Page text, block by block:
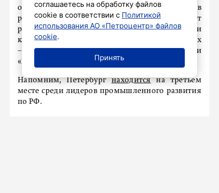
обязательства превышают 237 миллиардов
рублей. Рост обеспечивается за счет
распределения рисков и концентрации
компетенций на четырех основных площадках
– «Нойдорф», «Новоорловская», «Парнас» и
«Шушары».
Напомним, Петербург находится
на третьем
месте среди лидеров промышленного развития
по РФ.
соглашаетесь на обработку файлов
cookie в соответствии с Политикой
использования АО «Петроцентр» файлов
cookie.
Принять